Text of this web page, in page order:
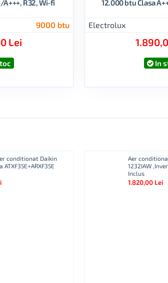
9000 btu
R32, Wi-fi
Lei
Electrolux
12.000 btu Clasa
In
conditionat Daikin
ATXF35E+ARXF35E
Aer
1232IAW
Inclus
1.820,00 Lei